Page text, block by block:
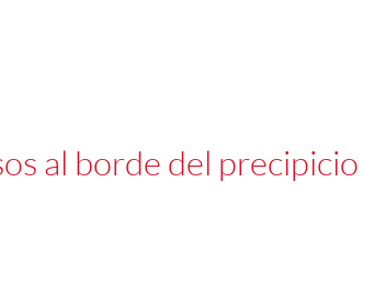
al borde del precipicio